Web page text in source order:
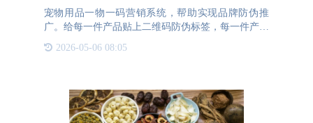
宠物用品一物一码营销系统，帮助实现品牌防伪推
广。给每一件产品贴上二维码防伪标签，每一件产品
份，实现一物一码防伪。一物一码采用高端加密的二
2026-05-06 08:05